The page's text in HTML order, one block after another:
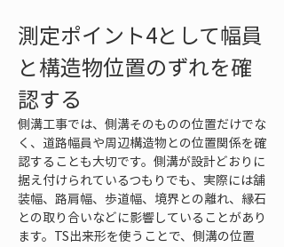
測定ポイント4として幅員
と構造物位置のずれを確
認する
側溝工事では、側溝そのものの位置だけでな
く、道路幅員や周辺構造物との位置関係を確
認することも大切です。側溝が設計どおりに
据え付けられているつもりでも、実際には舗
装幅、路肩幅、歩道幅、境界との離れ、縁石
との取り合いなどに影響していることがあり
ます。TS出来形を使うことで、側溝の位置